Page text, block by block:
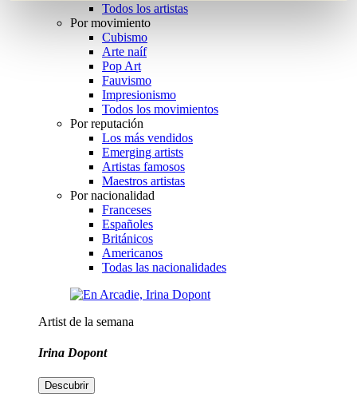
Todos los artistas
Por movimiento
Cubismo
Arte naíf
Pop Art
Fauvismo
Impresionismo
Todos los movimientos
Por reputación
Los más vendidos
Emerging artists
Artistas famosos
Maestros artistas
Por nacionalidad
Franceses
Españoles
Británicos
Americanos
Todas las nacionalidades
Artist de la semana
Irina Dopont
Descubrir